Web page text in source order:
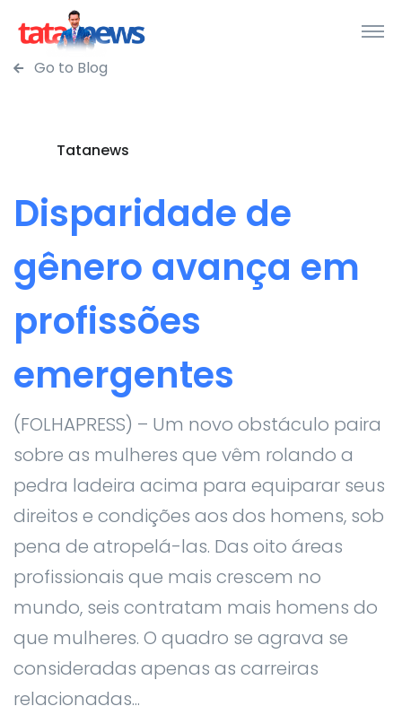
Go to Blog
Tatanews
Disparidade de
gênero avança em
profissões
emergentes
(FOLHAPRESS) – Um novo obstáculo paira
sobre as mulheres que vêm rolando a
pedra ladeira acima para equiparar seus
direitos e condições aos dos homens, sob
pena de atropelá-las. Das oito áreas
profissionais que mais crescem no
mundo, seis contratam mais homens do
que mulheres. O quadro se agrava se
consideradas apenas as carreiras
relacionadas...